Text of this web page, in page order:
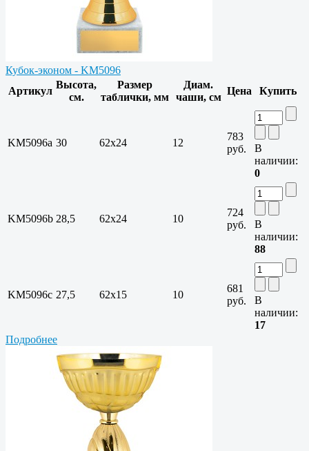
Кубок-эконом - KM5096
Артикул
Высота,
см.
Размер
таблички, мм
Диам.
чаши, см
Цена Купить
KM5096a 30 62x24 12
783
руб.
В
наличии:
0
KM5096b 28,5 62x24 10
724
руб.
В
наличии:
88
KM5096c 27,5 62x15 10
681
руб.
В
наличии:
17
Подробнее